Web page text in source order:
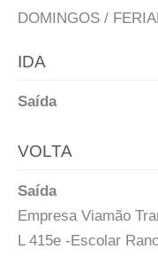
DOMINGOS /
IDA
Saída
VOLTA
Saída
Empresa Viamão
L 415e -Escolar